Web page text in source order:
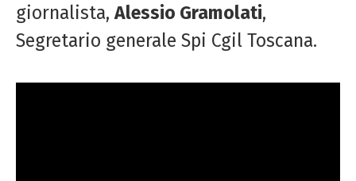
giornalista, Alessio Gramolati,
Segretario generale Spi Cgil Toscana.